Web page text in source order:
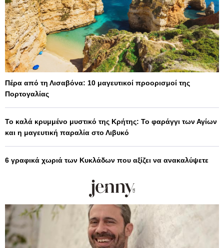
Πέρα από τη Λισαβόνα: 10 μαγευτικοί προορισμοί της
Πορτογαλίας
Το καλά κρυμμένο μυστικό της Κρήτης: Το φαράγγι των Αγίων
και η μαγευτική παραλία στο Λιβυκό
6 γραφικά χωριά των Κυκλάδων που αξίζει να ανακαλύψετε